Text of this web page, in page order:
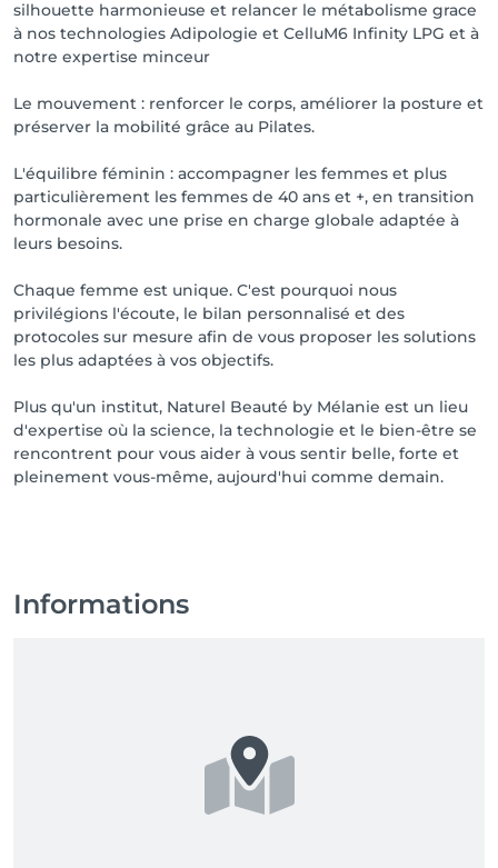
silhouette harmonieuse et relancer le métabolisme grace
à nos technologies Adipologie et CelluM6 Infinity LPG et à
notre expertise minceur
Le mouvement : renforcer le corps, améliorer la posture et
préserver la mobilité grâce au Pilates.
L'équilibre féminin : accompagner les femmes et plus
particulièrement les femmes de 40 ans et +, en transition
hormonale avec une prise en charge globale adaptée à
leurs besoins.
Chaque femme est unique. C'est pourquoi nous
privilégions l'écoute, le bilan personnalisé et des
protocoles sur mesure afin de vous proposer les solutions
les plus adaptées à vos objectifs.
Plus qu'un institut, Naturel Beauté by Mélanie est un lieu
d'expertise où la science, la technologie et le bien-être se
rencontrent pour vous aider à vous sentir belle, forte et
pleinement vous-même, aujourd'hui comme demain.
Informations